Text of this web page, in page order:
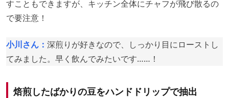
すこともできますが、キッチン全体にチャフが飛び散るの
で要注意！
小川さん： 深煎りが好きなので、しっかり目にローストし
てみました。早く飲んでみたいです……！
焙煎したばかりの豆をハンドドリップで抽出